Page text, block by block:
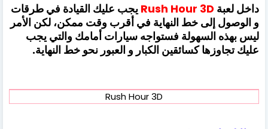
داخل لعبة Rush Hour 3D يجب عليك القيادة في طرقات
و الوصول إلى خط النهاية في أقرب وقت ممكن، لكن الأمر
ليس بهذه السهولة فستواجه سيارات أمامك والتي يجب
عليك تجاوزها كسائقين الكبار و العبور نحو خط النهاية.
Rush Hour 3D